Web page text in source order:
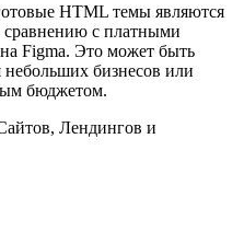
HTML темы являются
сравнению с платными
Figma. Это может быть
бизнесов или
бюджетом.
Лендингов и